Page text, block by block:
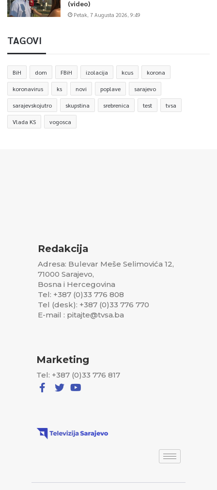
(video)
Petak, 7 Augusta 2026, 9:49
TAGOVI
BiH dom FBiH izolacija kcus korona
koronavirus ks novi poplave sarajevo
sarajevskojutro skupstina srebrenica test tvsa
Vlada KS vogosca
Redakcija
Adresa: Bulevar Meše Selimovića 12,
71000 Sarajevo,
Bosna i Hercegovina
Tel: +387 (0)33 776 808
Tel (desk): +387 (0)33 776 770
E-mail : pitajte@tvsa.ba
Marketing
Tel: +387 (0)33 776 817